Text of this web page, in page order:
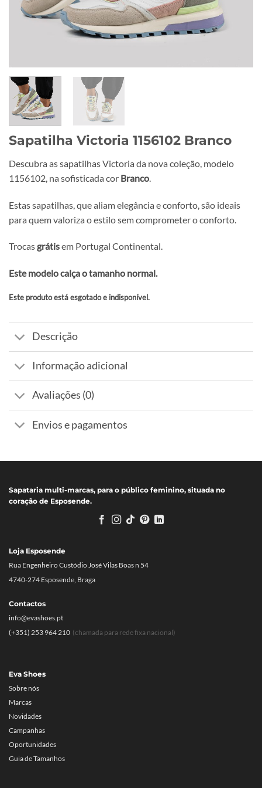
Sapatilha Victoria 1156102 Branco
Descubra as sapatilhas Victoria da nova coleção, modelo
1156102, na sofisticada cor Branco.
Estas sapatilhas, que aliam elegância e conforto, são ideais
para quem valoriza o estilo sem comprometer o conforto.
Trocas grátisem Portugal Continental.
Este modelo calça o tamanho normal.
Este produto está esgotado e indisponível.
Alternative:
Descrição
Informação adicional
Avaliações (0)
Envios e pagamentos
Sapataria multi-marcas, para o público feminino, situada no
coração de Esposende.
Eva Shoes
Sobre nós
Marcas
Novidades
Campanhas
Oportunidades
Guia de Tamanhos
Loja Esposende
Rua Engenheiro Custódio José Vilas Boas n 54
4740-274 Esposende, Braga
Contactos
info@evashoes.pt
(+351) 253 964 210 (chamada para rede fixa nacional)